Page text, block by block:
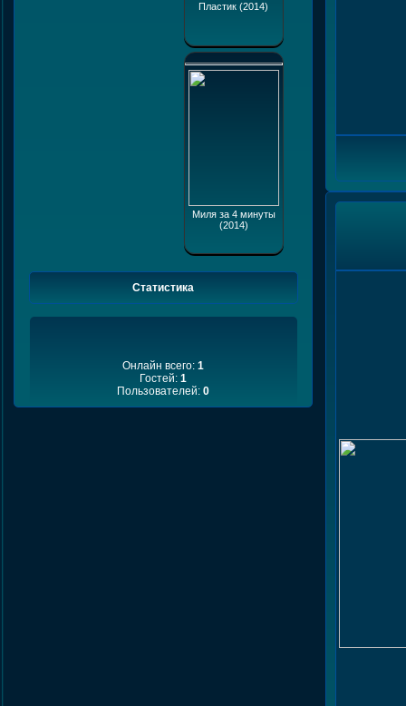
Пластик (2014)
Миля за 4 минуты
(2014)
Статистика
Онлайн всего: 1
Гостей: 1
Пользователей: 0